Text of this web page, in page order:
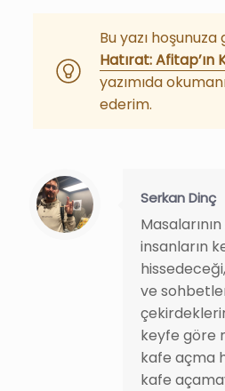
Bu yazı
Hatırat: Afitap’ın
yazımıda
ederim.
Serkan Dinç
insanların
ve
keyfe göre
kafe açma
kafe